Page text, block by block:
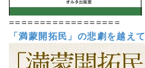
==================
「満蒙開拓民」の悲劇を越えて